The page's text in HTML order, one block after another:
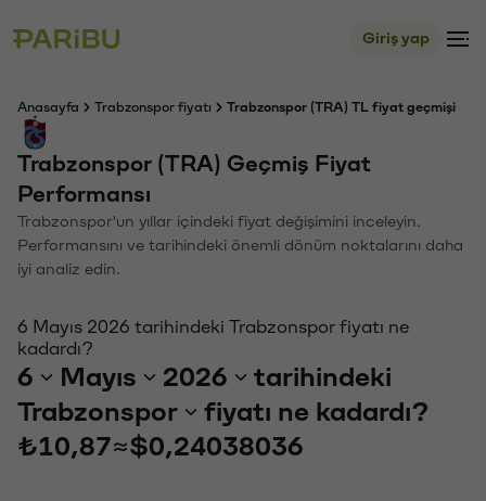
Giriş yap
Anasayfa Trabzonspor fiyatı Trabzonspor (TRA) TL fiyat geçmişi
Trabzonspor (TRA) Geçmiş Fiyat
Performansı
Trabzonspor'un yıllar içindeki fiyat değişimini inceleyin.
Performansını ve tarihindeki önemli dönüm noktalarını daha
iyi analiz edin.
6 Mayıs 2026 tarihindeki Trabzonspor fiyatı ne
kadardı?
6 Mayıs 2026
tarihindeki
Trabzonspor
fiyatı ne kadardı?
₺10,87≈$0,24038036